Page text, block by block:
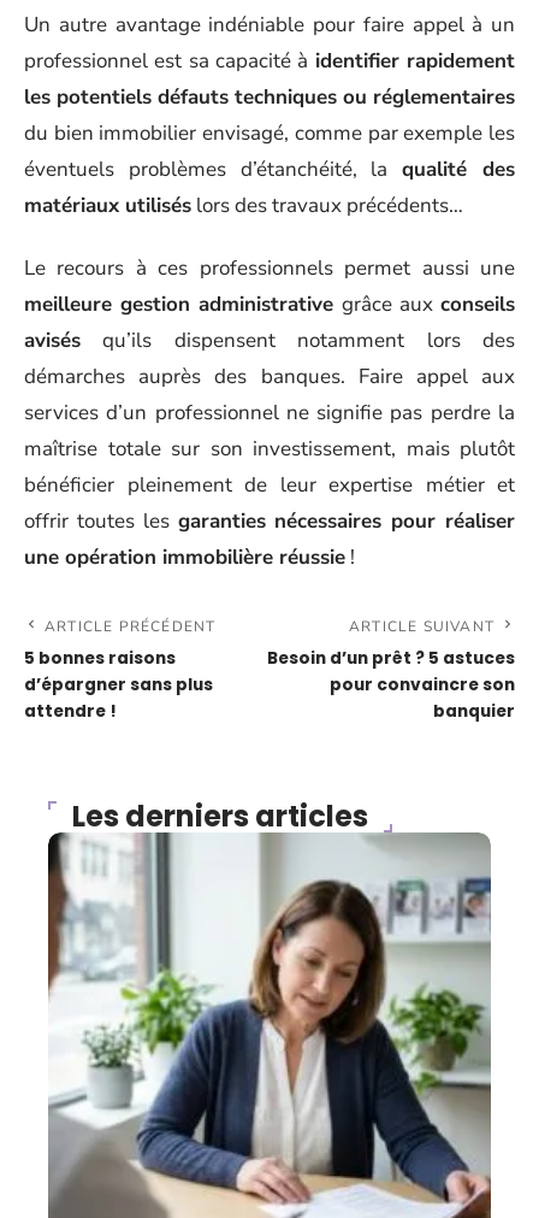
Un autre avantage indéniable pour faire appel à un
professionnel est sa capacité à identifier rapidement
les potentiels défauts techniques ou réglementaires
du bien immobilier envisagé, comme par exemple les
éventuels problèmes d’étanchéité, laqualité des
matériaux utilisés lors des travaux précédents…
Le recours à ces professionnels permet aussi une
meilleure gestion administrative grâce auxconseils
avisés qu’ils dispensent notamment lors des
démarches auprès des banques. Faire appel aux
services d’un professionnel ne signifie pas perdre la
maîtrise totale sur son investissement, mais plutôt
bénéficier pleinement de leur expertise métier et
offrir toutes les garanties nécessaires pour réaliser
une opération immobilière réussie !
ARTICLE PRÉCÉDENT
5 bonnes raisons
d’épargner sans plus
attendre !
ARTICLE SUIVANT
Besoin d’un prêt ? 5 astuces
pour convaincre son
banquier
Les derniers articles